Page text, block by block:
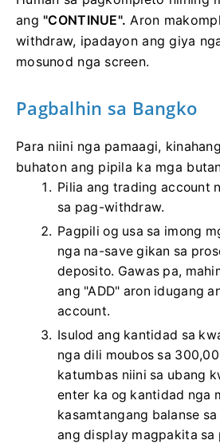
ang "CONTINUE". Aron
withdraw, ipadayon ang giya
mosunod nga screen.
Pagbalhin sa Bangko
Para niini nga pamaagi,
buhaton ang pipila ka mga
Pilia ang trading account
sa pag-withdraw.
Pagpili og usa sa imong
nga na-save gikan sa
deposito. Gawas pa,
ang "ADD" aron idugang
account.
Isulod ang kantidad sa
nga dili moubos sa
katumbas niini sa ubang
enter ka og kantidad nga
kasamtangang balanse
ang display magpakita sa